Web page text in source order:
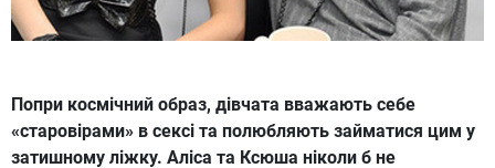
Попри космічний образ, дівчата вважають себе
«старовірами» в сексі та полюбляють займатися цим у
затишному ліжку. Аліса та Ксюша ніколи б не